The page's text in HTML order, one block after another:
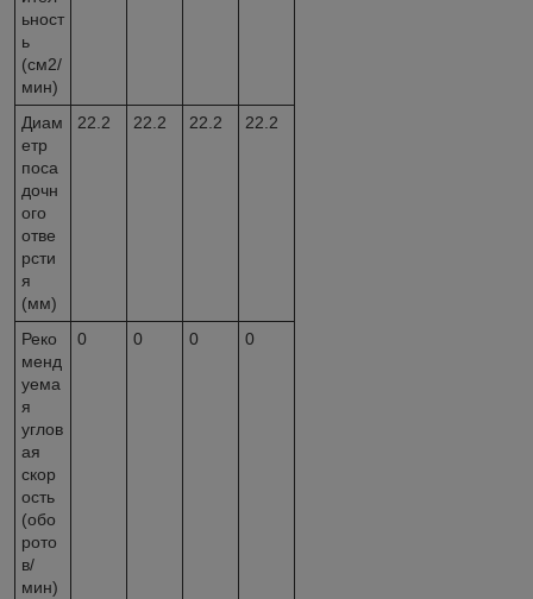
ьност
ь
(см2/
мин)
Диам
етр
поса
дочн
ого
отве
рсти
я
(мм)
22.2 22.2 22.2 22.2
Реко
менд
уема
я
углов
ая
скор
ость
(обо
рото
в/
мин)
0 0 0 0